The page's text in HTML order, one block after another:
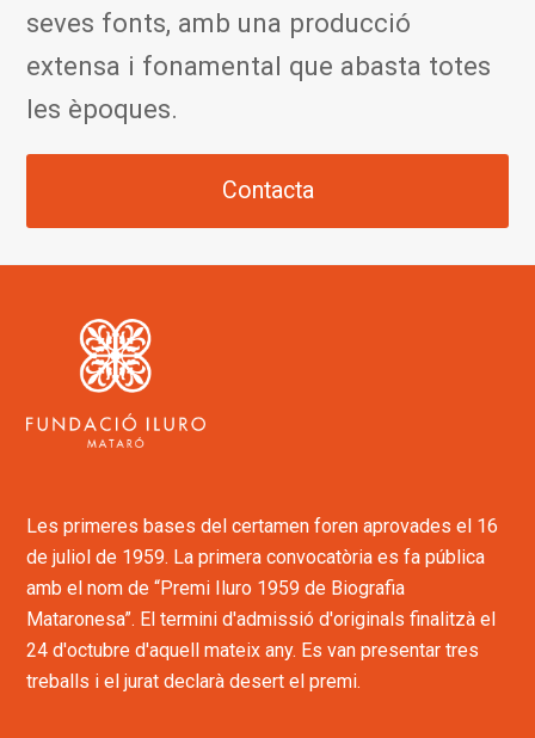
seves fonts, amb una producció
extensa i fonamental que abasta totes
les èpoques.
Contacta
Les primeres bases del certamen foren aprovades el 16
de juliol de 1959. La primera convocatòria es fa pública
amb el nom de “Premi Iluro 1959 de Biografia
Mataronesa”. El termini d'admissió d'originals finalitzà el
24 d'octubre d'aquell mateix any. Es van presentar tres
treballs i el jurat declarà desert el premi.